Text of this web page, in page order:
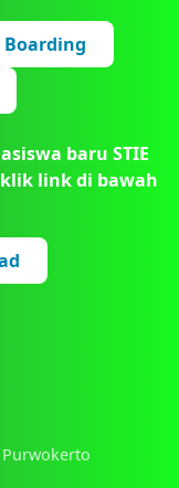
Boarding
baru STIE
link di bawah